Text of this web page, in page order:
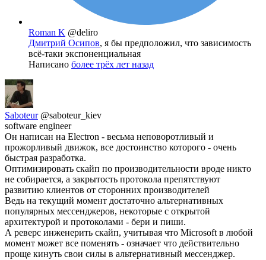
Roman K @deliro
Дмитрий Осипов, я бы предположил, что зависимость
всё-таки экспоненциальная
Написано более трёх лет назад
Saboteur @saboteur_kiev
software engineer
Он написан на Electron - весьма неповоротливый и
прожорливый движок, все достоинство которого - очень
быстрая разработка.
Оптимизировать скайп по производительности вроде никто
не собирается, а закрытость протокола препятствуют
развитию клиентов от сторонних производителей
Ведь на текущий момент достаточно альтернативных
популярных мессенджеров, некоторые с открытой
архитектурой и протоколами - бери и пиши.
А реверс инженерить скайп, учитывая что Microsoft в любой
момент может все поменять - означает что действительно
проще кинуть свои силы в альтернативный мессенджер.